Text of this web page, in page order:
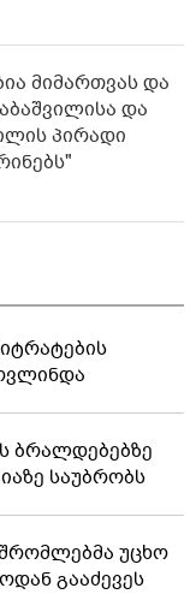
მიმართვას და
და
პირადი
ბრალდებებზე
საუბრობს
უცხო
გააძევეს